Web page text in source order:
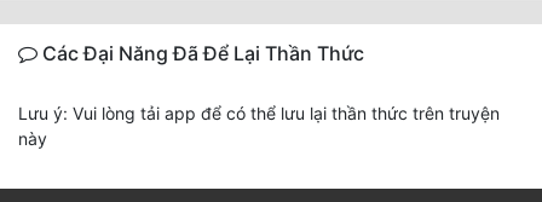
Các Đại Năng Đã Để Lại Thần Thức
Lưu ý: Vui lòng tải app để có thể lưu lại thần thức trên truyện
này